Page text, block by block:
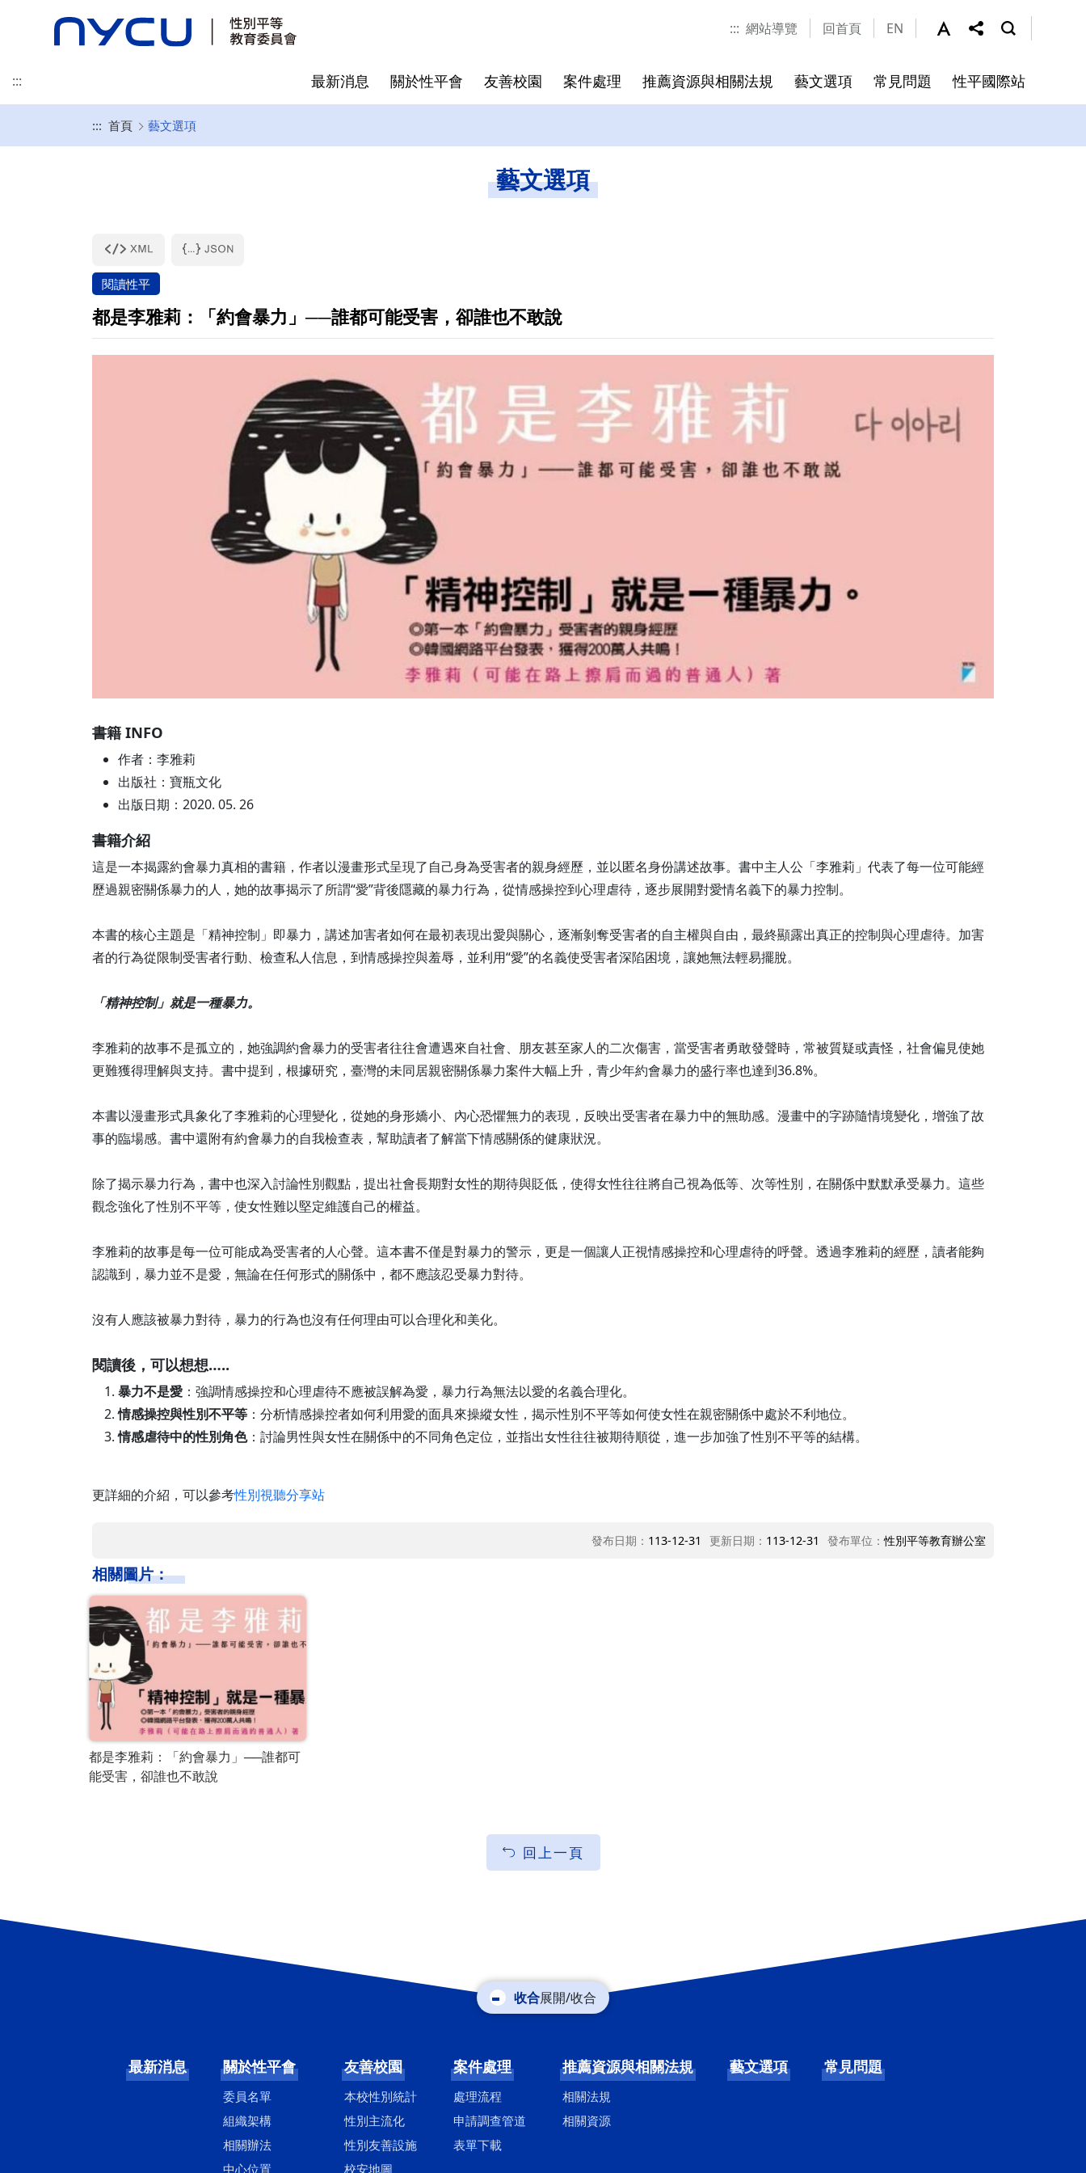
::: 網站導覽 回首頁 EN
::: 最新消息 關於性平會 友善校園
本校性別統計
案件處理 推薦資源與相關法規 藝文選項 常見問題 性平國際站
::: 首頁 藝文選項
藝文選項
閱讀性平
都是李雅莉：「約會暴力」──誰都可能受害，卻誰也不敢說
書籍 INFO
作者：李雅莉
出版社：寶瓶文化
出版日期：2020. 05. 26
書籍介紹
這是一本揭露約會暴力真相的書籍，作者以漫畫形式呈現了自己身為受害者的親身經歷，並以匿名身份講述故事。書中主人公「李雅莉」代表了每一位可能經
歷過親密關係暴力的人，她的故事揭示了所謂“愛”背後隱藏的暴力行為，從情感操控到心理虐待，逐步展開對愛情名義下的暴力控制。
本書的核心主題是「精神控制」即暴力，講述加害者如何在最初表現出愛與關心，逐漸剝奪受害者的自主權與自由，最終顯露出真正的控制與心理虐待。加害
者的行為從限制受害者行動、檢查私人信息，到情感操控與羞辱，並利用“愛”的名義使受害者深陷困境，讓她無法輕易擺脫。
「精神控制」就是一種暴力。
李雅莉的故事不是孤立的，她強調約會暴力的受害者往往會遭遇來自社會、朋友甚至家人的二次傷害，當受害者勇敢發聲時，常被質疑或責怪，社會偏見使她
更難獲得理解與支持。書中提到，根據研究，臺灣的未同居親密關係暴力案件大幅上升，青少年約會暴力的盛行率也達到36.8%。
本書以漫畫形式具象化了李雅莉的心理變化，從她的身形嬌小、內心恐懼無力的表現，反映出受害者在暴力中的無助感。漫畫中的字跡隨情境變化，增強了故
事的臨場感。書中還附有約會暴力的自我檢查表，幫助讀者了解當下情感關係的健康狀況。
除了揭示暴力行為，書中也深入討論性別觀點，提出社會長期對女性的期待與貶低，使得女性往往將自己視為低等、次等性別，在關係中默默承受暴力。這些
觀念強化了性別不平等，使女性難以堅定維護自己的權益。
李雅莉的故事是每一位可能成為受害者的人心聲。這本書不僅是對暴力的警示，更是一個讓人正視情感操控和心理虐待的呼聲。透過李雅莉的經歷，讀者能夠
認識到，暴力並不是愛，無論在任何形式的關係中，都不應該忍受暴力對待。
沒有人應該被暴力對待，暴力的行為也沒有任何理由可以合理化和美化。
閱讀後，可以想想…..
暴力不是愛 ：強調情感操控和心理虐待不應被誤解為愛，暴力行為無法以愛的名義合理化。
情感操控與性別不平等 ：分析情感操控者如何利用愛的面具來操縱女性，揭示性別不平等如何使女性在親密關係中處於不利地位。
情感虐待中的性別角色：討論男性與女性在關係中的不同角色定位，並指出女性往往被期待順從，進一步加強了性別不平等的結構。
更詳細的介紹，可以參考性別視聽分享站
發布日期： 113-12-31 更新日期： 113-12-31 發布單位：性別平等教育辦公室
相關圖片：
都是李雅莉：「約會暴力」──誰都可
能受害，卻誰也不敢說
回上一頁
展開/收合
最新消息 關於性平會
委員名單
組織架構
相關辦法
中心位置
友善校園
本校性別統計
性別主流化
性別友善設施
校安地圖
案件處理
處理流程
申請調查管道
表單下載
推薦資源與相關法規
相關法規
相關資源
藝文選項 常見問題